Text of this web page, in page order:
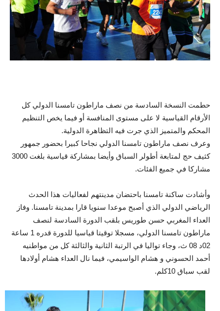
حطمت النسخة السادسة من نصف ماراطون تامسنا الدولي كل
الأرقام القياسية لا على مستوى المنافسة أو فيما يخص التنظيم
المحكم والمتميز الذي جرت فيه التظاهرة الدولية.
وعرف نصف ماراطون تامسنا الدولي نجاحا كبيرا بحضور جمهور
كثيف حج لمتابعة أطولر السباق وأيضا بمشاركة قياسية بلغت 3000
مشاركا في جميع الفئات.
وأشادت ساكنة تامسنا باحتضان مدينتهم لفعاليات هذا الحدث
الرياضي الدولي الذي أصبح موعدا سنويا قارا بمدينة تامسنا. وفاز
العداء المغربي حسن طوريس بلقب الدورة السادسة لنصف
ماراطون تامسنا الدولي، مسجلا توقيتا قياسيا للدورة قدره 1 ساعة
02د 08 ث، وجاء تواليا في الرتبة الثانية والثالثة كل من مواطنيه
أحمد الحسوني و هشام الواسيمي، فيما نال العداء هشام أولادها
لقب سباق 10كلم.